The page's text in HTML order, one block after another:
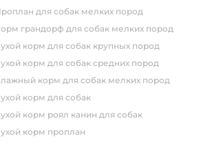
проплан для собак мелких пород
корм грандорф для собак мелких пород
сухой корм для собак крупных пород
сухой корм для собак средних пород
влажный корм для собак мелких пород
сухой корм для собак
сухой корм роял канин для собак
сухой корм проплан